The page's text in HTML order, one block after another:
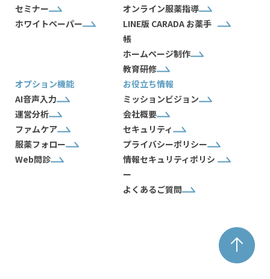
セミナー
ホワイトペーパー
オンライン服薬指導
LINE版 CARADA お薬手
帳
ホームページ制作
教育研修
オプション機能
AI音声入力
運営分析
ファムケア
服薬フォロー
Web問診
お役立ち情報
ミッションビジョン
会社概要
セキュリティ
プライバシーポリシー
情報セキュリティポリシ
ー
よくあるご質問